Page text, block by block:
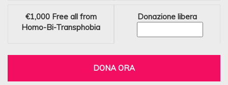
€1,000 Free all from
Homo-Bi-Transphobia
Donazione libera
DONA ORA